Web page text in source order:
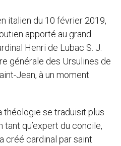
italien du 10 février 2019,
apporté au grand
Henri de Lubac S. J.
générale des Ursulines de
Jean, à un moment
théologie se traduisit plus
tant qu’expert du concile,
créé cardinal par saint